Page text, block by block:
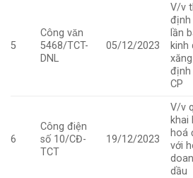
5
Công văn
5468/TCT-
DNL
05/12/2023
V/v
lần
kinh
định
CP
6
Công điện
số 10/CĐ-
TCT
19/12/2023
V/v
khai
hoá
với
dầu